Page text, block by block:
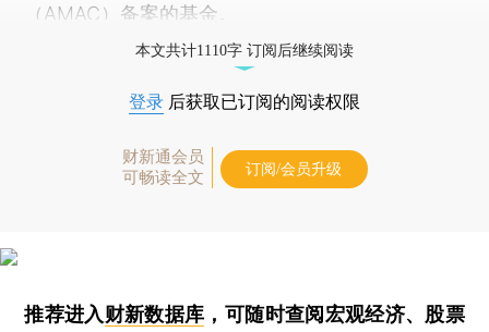
（AMAC）备案的基金。
本文共计1110字 订阅后继续阅读
登录 后获取已订阅的阅读权限
财新通会员
可畅读全文
订阅/会员升级
推荐进入财新数据库 ，可随时查阅宏观经济、股票